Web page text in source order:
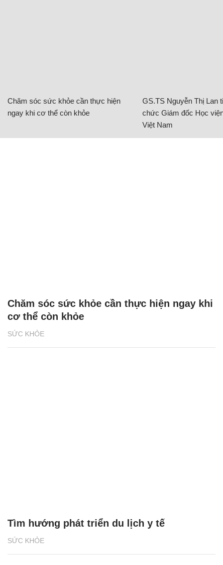
Chăm sóc sức khỏe cần thực hiện
ngay khi cơ thể còn khỏe
GS.TS Nguyễn Thị Lan
chức Giám đốc Học
Việt Nam
SỨC KHỎE
Chăm sóc sức khỏe cần thực hiện ngay khi
cơ thể còn khỏe
SỨC KHỎE
Tìm hướng phát triển du lịch y tế